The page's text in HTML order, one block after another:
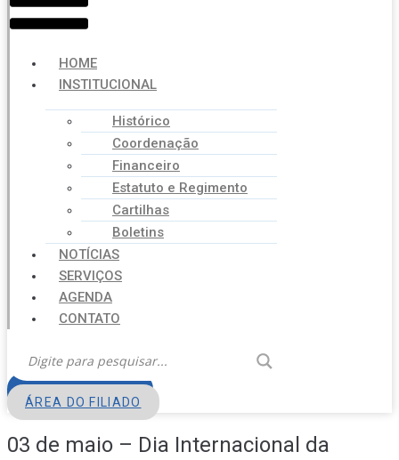
HOME
INSTITUCIONAL
Histórico
Coordenação
Financeiro
Estatuto e Regimento
Cartilhas
Boletins
NOTÍCIAS
SERVIÇOS
AGENDA
CONTATO
ÁREA DO FILIADO
03 de maio – Dia Internacional da